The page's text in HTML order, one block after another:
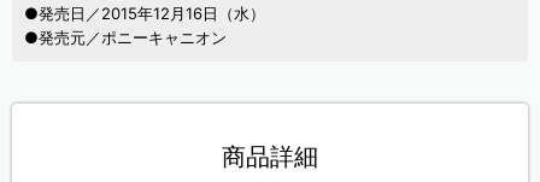
●発売日／2015年12月16日（水）
●発売元／ポニーキャニオン
商品詳細